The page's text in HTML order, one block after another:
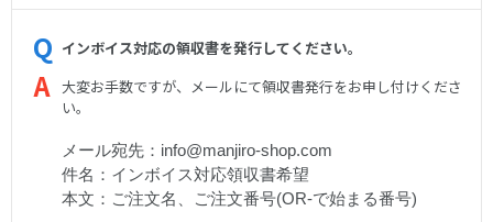
インボイス対応の領収書を発行してください。
大変お手数ですが、メールにて領収書発行をお申し付けくださ
い。
メール宛先：info@manjiro-shop.com
件名：インボイス対応領収書希望
本文：ご注文名、ご注文番号(OR-で始まる番号)